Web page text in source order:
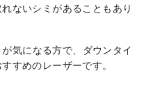
ないシミがあることもあり
気になる方で、ダウンタイ
すめのレーザーです。